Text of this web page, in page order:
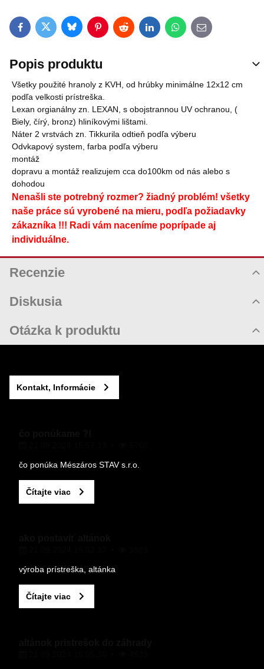
FacebookTwitterBlueskyPinterestRedditLinkedInWhatsApp
E-mail
Popis produktu
Všetky použité hranoly z KVH, od hrúbky minimálne 12x12 cm
podľa velkosti prístreška.
Lexan orgianálny zn. LEXAN, s obojstrannou UV ochranou, (
Biely, čírý, bronz) hliníkovými lištami.
Náter 2 vrstvách zn. Tikkurila odtieň podľa výberu
Odvkapový system, farba podľa výberu
montáž
dopravu a montáž realizujem cca do100km od nás alebo s
dohodou
Nenašli ste potrebný rozmer? žiadný problém! všetky
naše práce sú vyrobené na mieru, podľa požiadavky
zákazníka !!! Radi vám naceníme poprípade aj
individuálne.
Recenzie
Diskusia
Zatiaľ nie sú žiadne komentáre! Buďte prvý!
Otázka k produktu
Kontakt, Informácie
čo ponúka Mészáros STAV s.r.o.
Čítajte viac
výroba prístreška, altánka
Čítajte viac